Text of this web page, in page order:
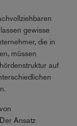
gewisse
die in
müssen
auf
Ansatz